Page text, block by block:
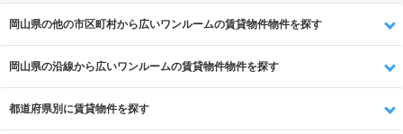
岡山県の他の市区町村から広いワンルームの賃貸物件物件を探す
岡山県の沿線から広いワンルームの賃貸物件物件を探す
都道府県別に賃貸物件を探す